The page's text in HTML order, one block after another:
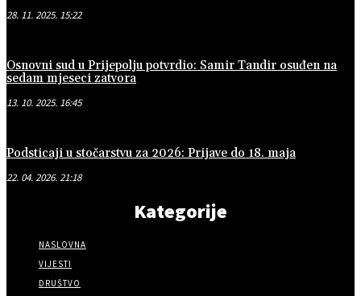
28. 11. 2025. 15:22
Osnovni sud u Prijepolju potvrdio: Samir Tandir osuđen na
sedam mjeseci zatvora
13. 10. 2025. 16:45
Podsticaji u stočarstvu za 2026: Prijave do 18. maja
22. 04. 2026. 21:18
Kategorije
NASLOVNA
VIJESTI
DRUŠTVO